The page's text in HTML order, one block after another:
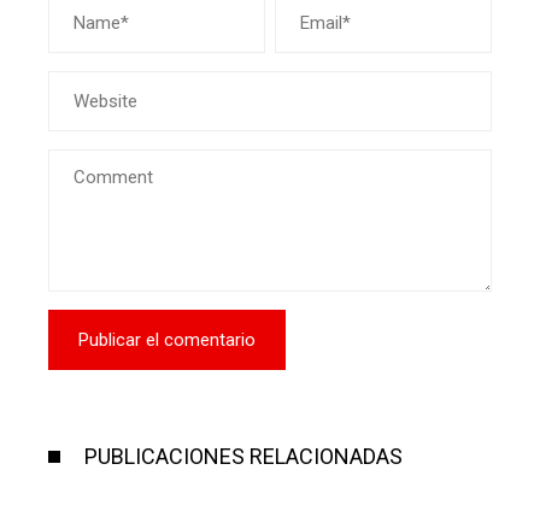
PUBLICACIONES RELACIONADAS